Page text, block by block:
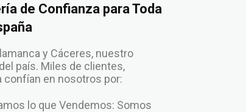
de Confianza para Toda
y Cáceres, nuestro
país. Miles de clientes,
confían en nosotros por:
lo que Vendemos: Somos